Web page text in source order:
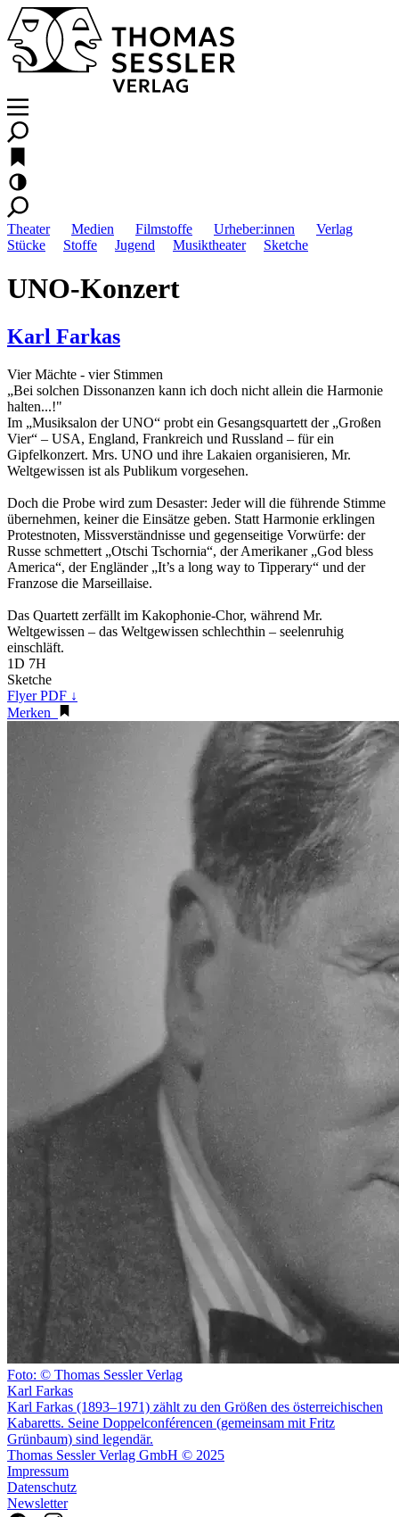
Theater Medien Filmstoffe Urheber:innen
Verlag
Stücke
Stoffe Jugend Musiktheater Sketche
UNO-Konzert
Karl Farkas
Vier Mächte - vier Stimmen
„Bei solchen Dissonanzen kann ich doch nicht allein die Harmonie
halten...!"
Im „Musiksalon der UNO“ probt ein Gesangsquartett der „Großen
Vier“ – USA, England, Frankreich und Russland – für ein
Gipfelkonzert. Mrs. UNO und ihre Lakaien organisieren, Mr.
Weltgewissen ist als Publikum vorgesehen.
Doch die Probe wird zum Desaster: Jeder will die führende Stimme
übernehmen, keiner die Einsätze geben. Statt Harmonie erklingen
Protestnoten, Missverständnisse und gegenseitige Vorwürfe: der
Russe schmettert „Otschi Tschornia“, der Amerikaner „God bless
America“, der Engländer „It’s a long way to Tipperary“ und der
Franzose die Marseillaise.
Das Quartett zerfällt im Kakophonie-Chor, während Mr.
Weltgewissen – das Weltgewissen schlechthin – seelenruhig
einschläft.
1D 7H
Sketche
Flyer PDF ↓
Merken
Foto: © Thomas Sessler Verlag
Karl Farkas
Karl Farkas (1893–1971) zählt zu den Größen des österreichischen
Kabaretts. Seine Doppelconférencen (gemeinsam mit Fritz
Grünbaum) sind legendär.
Thomas Sessler Verlag GmbH © 2025
Impressum
Datenschutz
Newsletter